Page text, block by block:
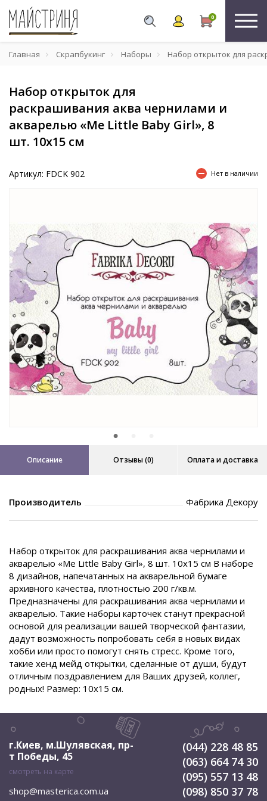
0
Главная Скрапбукинг Наборы Набор открыток для
Набор открыток для
раскрашивания аква чернилами и
акварелью «Me Little Baby Girl», 8
шт. 10х15 см
Артикул: FDCK 902 Нет в наличии
Описание Отзывы (0) Оплата и доставка
Производитель Фабрика Декору
Набор открыток для раскрашивания аква чернилами и
акварелью «Me Little Baby Girl», 8 шт. 10х15 см В наборе
8 дизайнов, напечатанных на акварельной бумаге
архивного качества, плотностью 200 г/кв.м.
Предназначены для раскрашивания аква чернилами и
акварелью. Такие наборы карточек станут прекрасной
основой для реализации вашей творческой фантазии,
дадут возможность попробовать себя в новых видах
хобби или просто помогут снять стресс. Кроме того,
такие хенд мейд открытки, сделанные от души, будут
отличным поздравлением для Ваших друзей, коллег,
родных! Размер: 10x15 см.
г.Киев, м.Шулявская, пр-
т Победы, 45
смотреть на карте
shop@masterica.com.ua
(044) 228 48 85
(063) 664 74 30
(095) 557 13 48
(098) 850 37 78